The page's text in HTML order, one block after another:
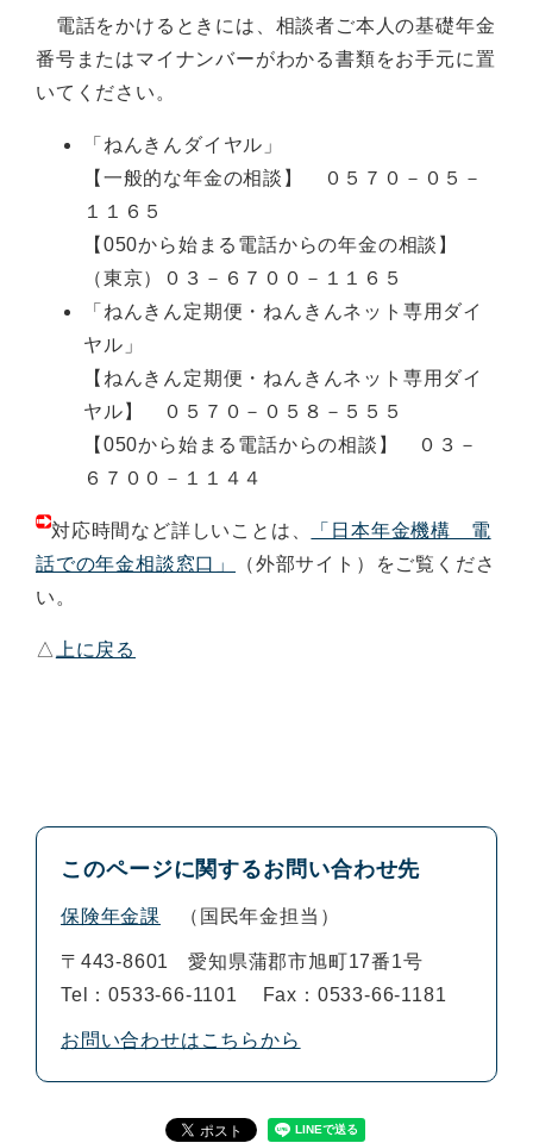
電話をかけるときには、相談者ご本人の基礎年金
番号またはマイナンバーがわかる書類をお手元に置
いてください。
「ねんきんダイヤル」
【一般的な年金の相談】 ０５７０－０５－
１１６５
【050から始まる電話からの年金の相談】
（東京）０３－６７００－１１６５
「ねんきん定期便・ねんきんネット専用ダイ
ヤル」
【ねんきん定期便・ねんきんネット専用ダイ
ヤル】 ０５７０－０５８－５５５
【050から始まる電話からの相談】 ０３－
６７００－１１４４
対応時間など詳しいことは、
「日本年金機構 電
話での年金相談窓口」
（外部サイト）をご覧くださ
い。
△上に戻る
このページに関するお問い合わせ先
保険年金課 国民年金担当
〒443-8601
愛知県蒲郡市旭町17番1号
Tel：0533-66-1101
Fax：0533-66-1181
お問い合わせはこちらから